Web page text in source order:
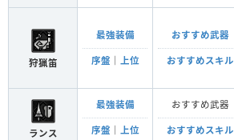
狩猟笛
最強装備
序盤 上位
おすすめ武器
おすすめスキル
ランス
最強装備
序盤 上位
おすすめ武器
おすすめスキル